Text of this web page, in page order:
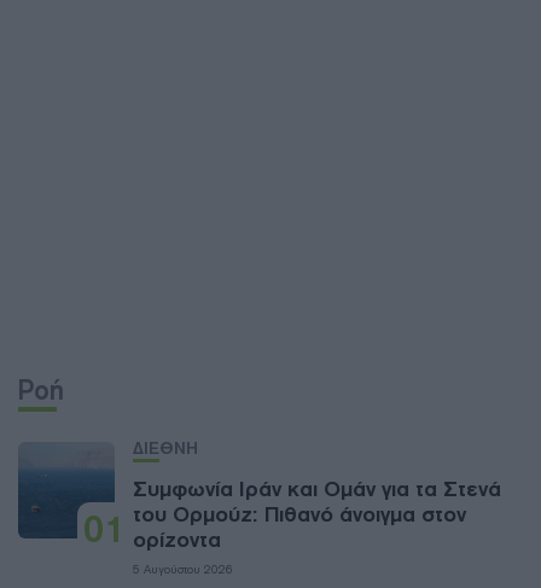
Ροή
01
ΔΙΕΘΝΗ
Συμφωνία Ιράν και Ομάν για τα Στενά
του Ορμούζ: Πιθανό άνοιγμα στον
ορίζοντα
5 Αυγούστου 2026